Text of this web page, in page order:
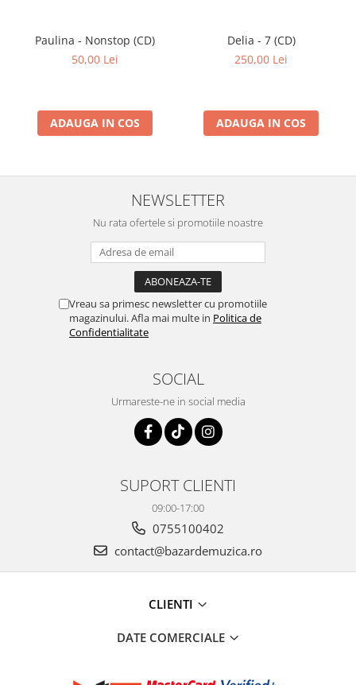
Paulina - Nonstop (CD)
50,00 Lei
ADAUGA IN COS
Delia - 7 (CD)
250,00 Lei
ADAUGA IN COS
NEWSLETTER
Nu rata ofertele si promotiile noastre
Vreau sa primesc newsletter cu promotiile
magazinului. Afla mai multe in Politica de
Confidentialitate
SOCIAL
Urmareste-ne in social media
SUPORT CLIENTI
09:00-17:00
0755100402
contact@bazardemuzica.ro
CLIENTI
DATE COMERCIALE